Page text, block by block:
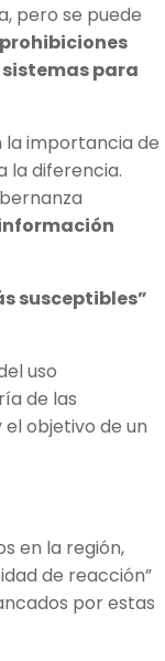
pero se puede
para
la importancia de
la diferencia.
susceptibles”
uso
de las
objetivo de un
en la región,
de reacción”
por estas